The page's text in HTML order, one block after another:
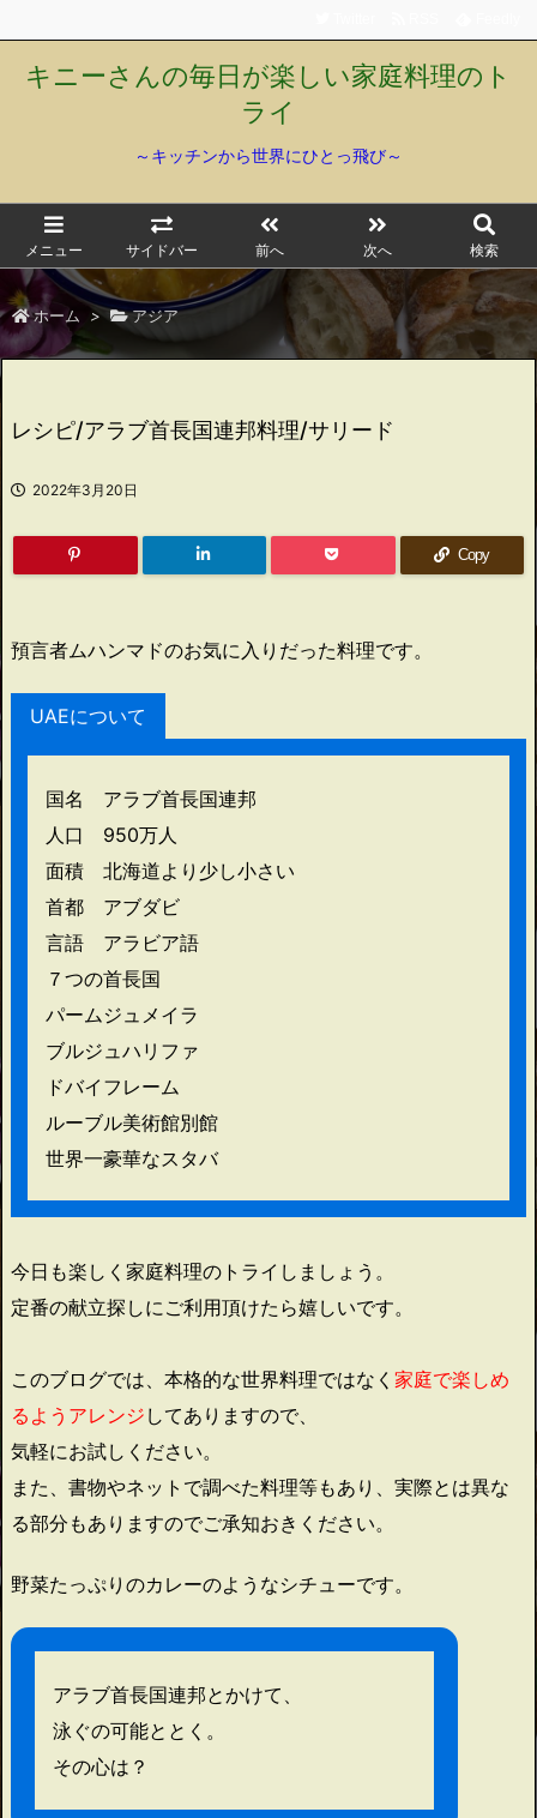
キニーさんの毎日が楽しい家庭料理のト
ライ
～キッチンから世界にひとっ飛び～
メニュー サイドバー 前へ 次へ 検索
ホーム > アジア
レシピ/アラブ首長国連邦料理/サリード
2022年3月20日
Copy
預言者ムハンマドのお気に入りだった料理です。
UAEについて
国名 アラブ首長国連邦
人口 950万人
面積 北海道より少し小さい
首都 アブダビ
言語 アラビア語
７つの首長国
パームジュメイラ
ブルジュハリファ
ドバイフレーム
ルーブル美術館別館
世界一豪華なスタバ
今日も楽しく家庭料理のトライしましょう。
定番の献立探しにご利用頂けたら嬉しいです。
このブログでは、本格的な世界料理ではなく 家庭で楽しめ
るようアレンジ してありますので、
気軽にお試しください。
また、書物やネットで調べた料理等もあり、実際とは異な
る部分もありますのでご承知おきください。
野菜たっぷりのカレーのようなシチューです。
アラブ首長国連邦とかけて、
泳ぐの可能ととく。
その心は？